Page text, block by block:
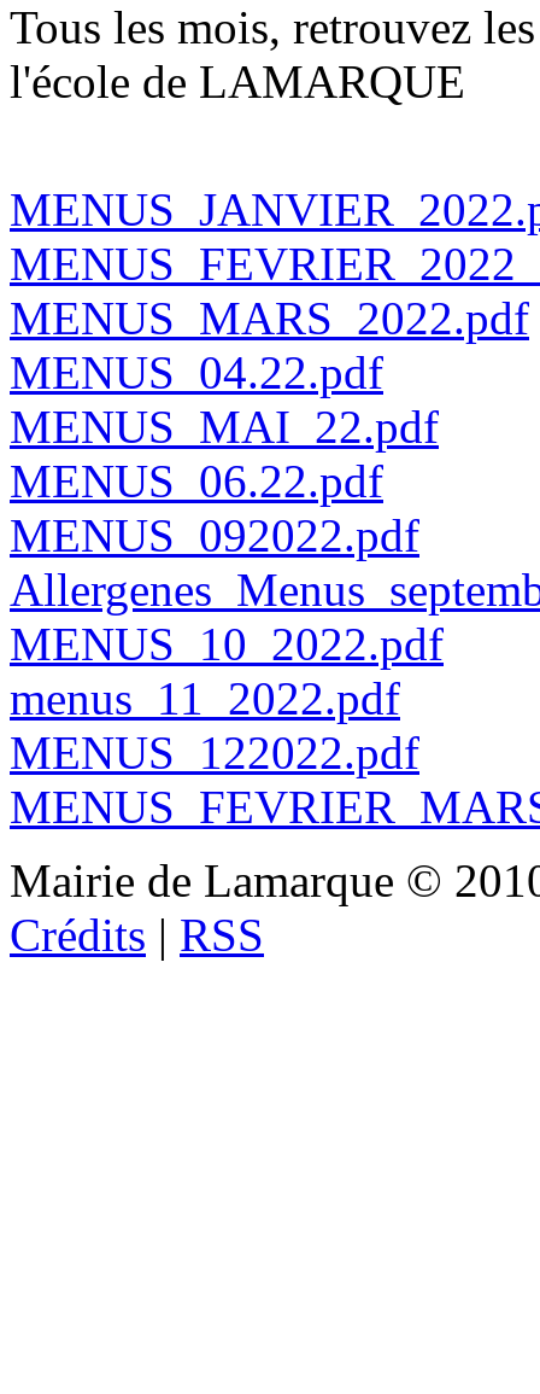
Tous les mois, retrouvez
l'école de LAMARQUE
MENUS_MARS_2022.pdf
MENUS_04.22.pdf
MENUS_MAI_22.pdf
MENUS_06.22.pdf
MENUS_092022.pdf
MENUS_10_2022.pdf
menus_11_2022.pdf
MENUS_122022.pdf
Mairie de Lamarque ©
Crédits | RSS